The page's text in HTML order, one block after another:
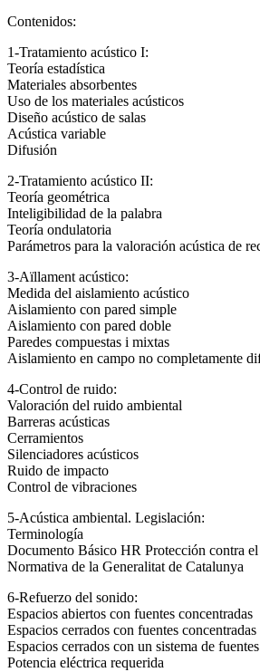
Contenidos:
1-Tratamiento acústico I:
Teoría estadística
Materiales absorbentes
Uso de los materiales acústicos
Diseño acústico de salas
Acústica variable
Difusión
2-Tratamiento acústico II:
Teoría geométrica
Inteligibilidad de la palabra
Teoría ondulatoria
Parámetros para la valoración acústica de
3-Aïllament acústico:
Medida del aislamiento acústico
Aislamiento con pared simple
Aislamiento con pared doble
Paredes compuestas i mixtas
Aislamiento en campo no completamente
4-Control de ruido:
Valoración del ruido ambiental
Barreras acústicas
Cerramientos
Silenciadores acústicos
Ruido de impacto
Control de vibraciones
5-Acústica ambiental. Legislación:
Terminología
Documento Básico HR Protección contra
Normativa de la Generalitat de Catalunya
6-Refuerzo del sonido:
Espacios abiertos con fuentes concentradas
Espacios cerrados con fuentes concentradas
Espacios cerrados con un sistema de
Potencia eléctrica requerida